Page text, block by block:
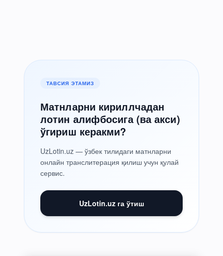
ТАВСИЯ ЭТАМИЗ
Матнларни кириллчадан
лотин алифбосига (ва акси)
ўгириш керакми?
UzLotin.uz — ўзбек тилидаги матнларни
онлайн транслитерация қилиш учун қулай
сервис.
UzLotin.uz га ўтиш